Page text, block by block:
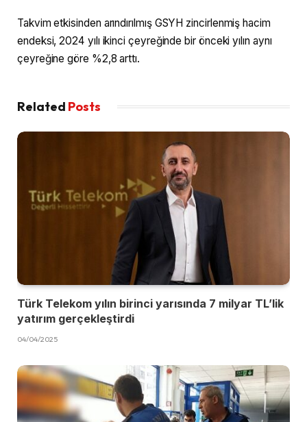
Takvim etkisinden arındırılmış GSYH zincirlenmiş hacim
endeksi, 2024 yılı ikinci çeyreğinde bir önceki yılın aynı
çeyreğine göre %2,8 arttı.
Related Posts
Türk Telekom yılın birinci yarısında 7 milyar TL’lik
yatırım gerçekleştirdi
04/04/2025